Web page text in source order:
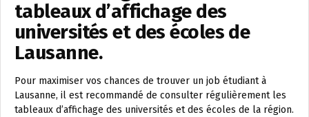
tableaux d’affichage des
universités et des écoles de
Lausanne.
Pour maximiser vos chances de trouver un job étudiant à
Lausanne, il est recommandé de consulter régulièrement les
tableaux d’affichage des universités et des écoles de la région.